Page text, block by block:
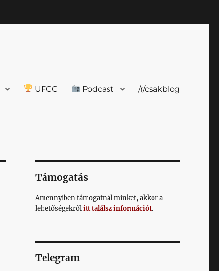
UFCC Podcast /r/csakblog
Támogatás
Amennyiben támogatnál minket, akkor a
lehetőségekrőlitt találsz információt.
Telegram